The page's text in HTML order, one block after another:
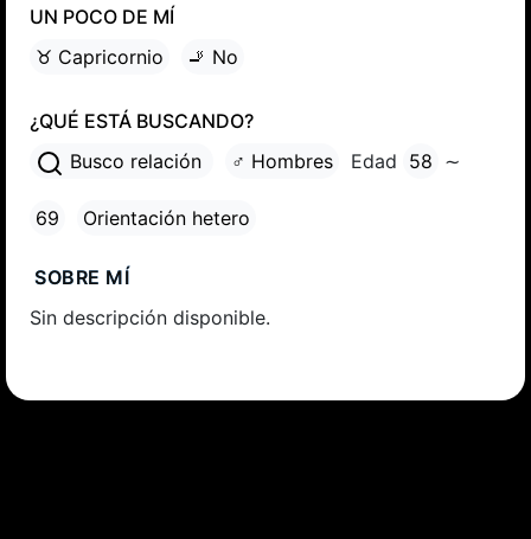
UN POCO DE MÍ
♉ Capricornio
🚬 No
¿QUÉ ESTÁ BUSCANDO?
Busco relación
♂ Hombres Edad 58 ∼
69 Orientación hetero
SOBRE MÍ
Sin descripción disponible.